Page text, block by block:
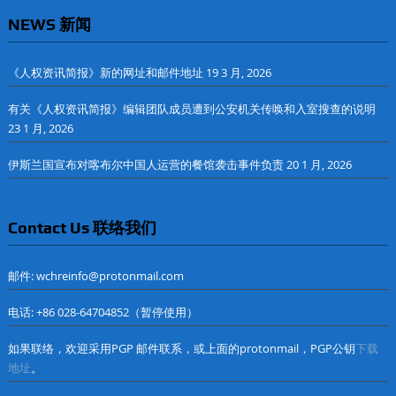
NEWS 新闻
《人权资讯简报》新的网址和邮件地址 19 3 月, 2026
有关《人权资讯简报》编辑团队成员遭到公安机关传唤和入室搜查的说明
23 1 月, 2026
伊斯兰国宣布对喀布尔中国人运营的餐馆袭击事件负责20 1 月, 2026
Contact Us 联络我们
邮件: wchreinfo@protonmail.com
电话: +86 028-64704852（暂停使用）
如果联络，欢迎采用PGP 邮件联系，或上面的protonmail，PGP公钥下载
地址。